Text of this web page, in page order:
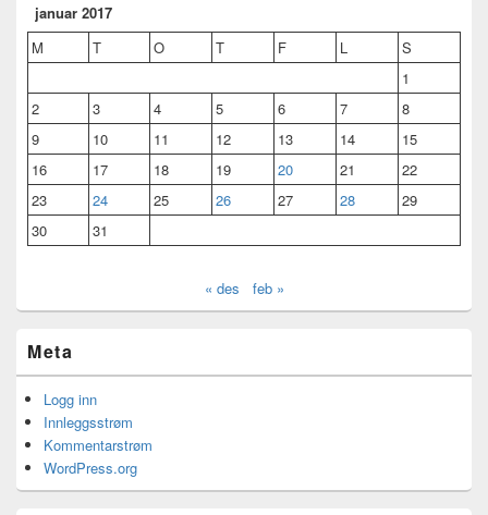
januar 2017
M
T O T F L
S
1
2
3 4 5 6 7
8
9
10 11 12 13 14
15
16
17 18 19 20 21
22
23
24 25 26 27 28
29
30
31
« des feb »
Meta
Logg inn
Innleggsstrøm
Kommentarstrøm
WordPress.org